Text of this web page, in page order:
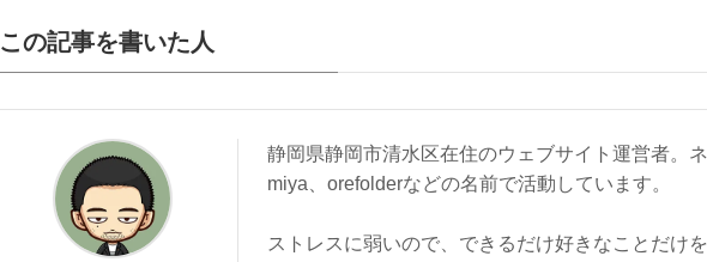
この記事を書いた人
静岡県静岡市清水区在住のウェブサイト運営者。
miya、orefolderなどの名前で活動しています。
ストレスに弱いので、できるだけ好きなことだけ